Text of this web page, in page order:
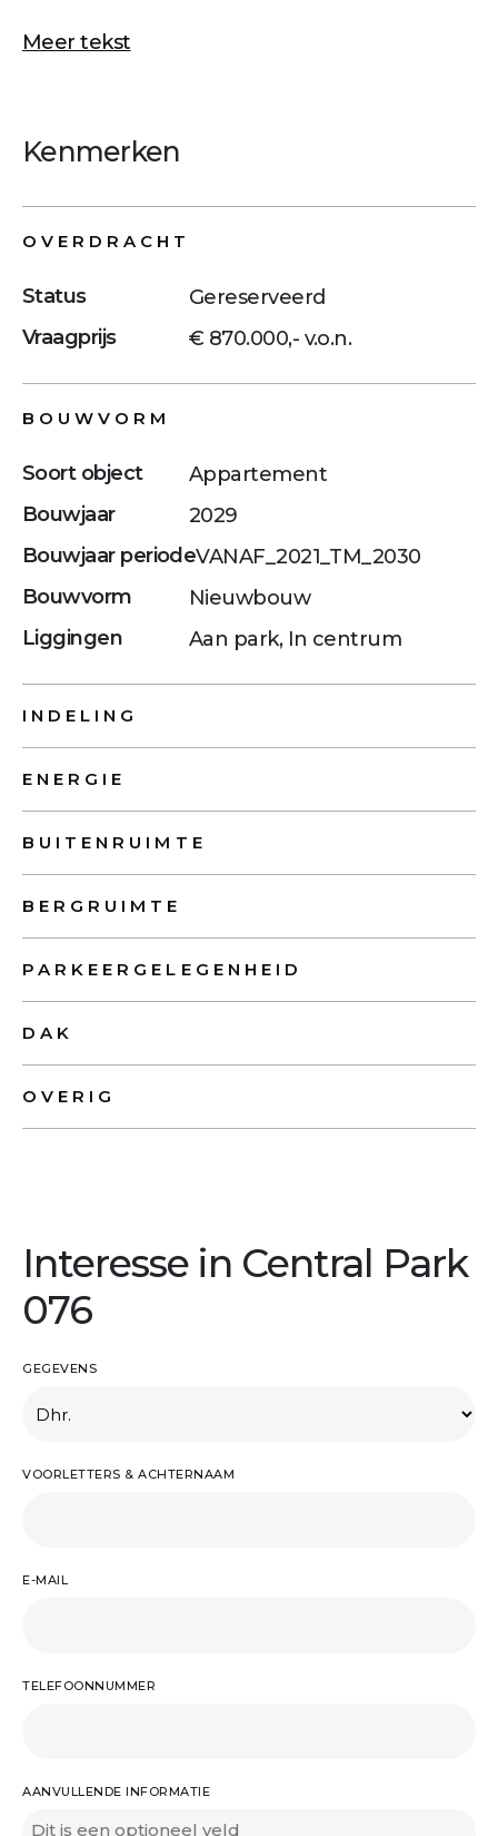
Meer tekst
Kenmerken
OVERDRACHT
Status
Gereserveerd
Vraagprijs
€ 870.000,- v.o.n.
BOUWVORM
Soort object
Appartement
Bouwjaar
2029
Bouwjaar periodeVANAF_2021_TM_2030
Bouwvorm
Nieuwbouw
Liggingen
Aan park, In centrum
INDELING
ENERGIE
BUITENRUIMTE
BERGRUIMTE
PARKEERGELEGENHEID
DAK
OVERIG
Interesse in Central Park
076
GEGEVENS
VOORLETTERS & ACHTERNAAM
E-MAIL
TELEFOONNUMMER
AANVULLENDE INFORMATIE